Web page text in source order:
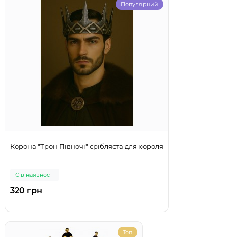
Популярний
Корона "Трон Півночі" срібляста для короля
Є в наявності
320 грн
Топ